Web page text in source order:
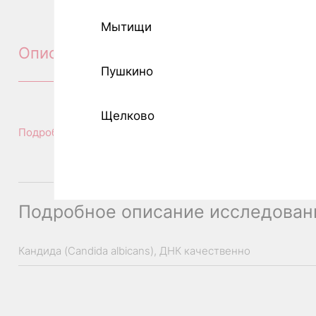
Мытищи
Пушкино
Щелково
Описание
Подробное описание исследования
Подробное описание
Кандида (Candida albicans), ДНК качественно